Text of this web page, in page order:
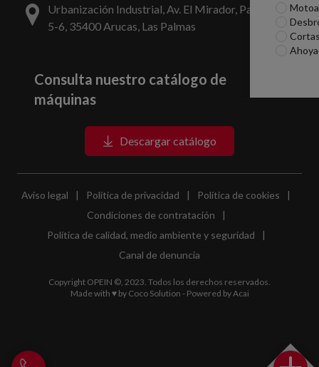
Llamar a Opein
Urbanización Industrial, Av. El Mirador, Parcelas
5-6, 35400 Arucas, Las Palmas
Consulta nuestro catálogo de
máquinas
Descargar catálogo
Aviso legal | Política de privacidad | Política de cookies
|
Condiciones de contratación
|
Política de calidad, medio ambiente y seguridad
|
Canal de denuncia
Copyright OPEIN ©, 2023. Todos los derechos reservados.
Made with ♥ by Coco Solution - Powered byAcai